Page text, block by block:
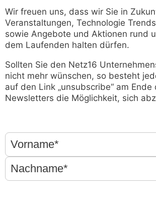
Wir freuen uns, dass wir Sie in
Veranstaltungen, Technologie
sowie Angebote und Aktionen rund
dem Laufenden halten dürfen.
Sollten Sie den Netz16
nicht mehr wünschen, so besteht
auf den Link „unsubscribe“ am
Newsletters die Möglichkeit, sich
Name